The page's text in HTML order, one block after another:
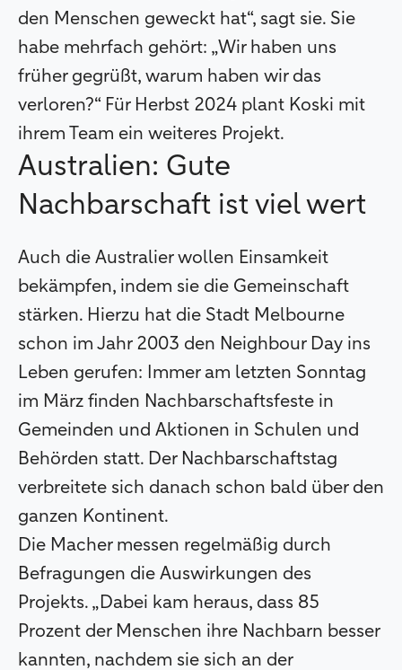
den Menschen geweckt hat“, sagt sie. Sie
habe mehrfach gehört: „Wir haben uns
früher gegrüßt, warum haben wir das
verloren?“ Für Herbst 2024 plant Koski mit
ihrem Team ein weiteres Projekt.
Australien: Gute
Nachbarschaft ist viel wert
Auch die Australier wollen Einsamkeit
bekämpfen, indem sie die Gemeinschaft
stärken. Hierzu hat die Stadt Melbourne
schon im Jahr 2003 den Neighbour Day ins
Leben gerufen: Immer am letzten Sonntag
im März finden Nachbarschaftsfeste in
Gemeinden und Aktionen in Schulen und
Behörden statt. Der Nachbarschaftstag
verbreitete sich danach schon bald über den
ganzen Kontinent.
Die Macher messen regelmäßig durch
Befragungen die Auswirkungen des
Projekts. „Dabei kam heraus, dass 85
Prozent der Menschen ihre Nachbarn besser
kannten, nachdem sie sich an der